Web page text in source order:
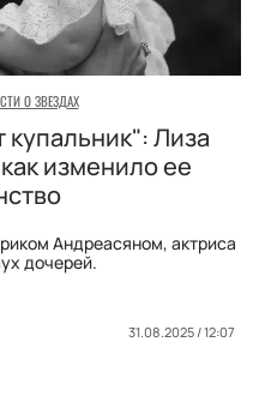
О ЗВЕЗДАХ
Лиза
изменило ее
Андреасяном, актриса
дочерей.
31.08.2025 / 12:07